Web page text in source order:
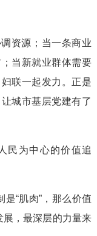
资源；当一条商业
当新就业群体需要
联一起发力。正是
城市基层党建有了
民为中心的价值追
是“肌肉”，那么价值
展，最深层的力量来